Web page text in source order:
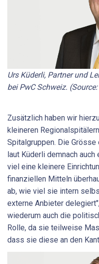
Urs Küderli, Partner und
bei PwC Schweiz.
Zusätzlich haben wir
kleineren
Spitalgruppen. Die
laut Küderli demnach
viel eine kleinere
finanziellen Mitteln
ab, wie viel sie intern
externe Anbieter
wiederum auch die
Rolle, da sie teilweise
dass sie diese an den